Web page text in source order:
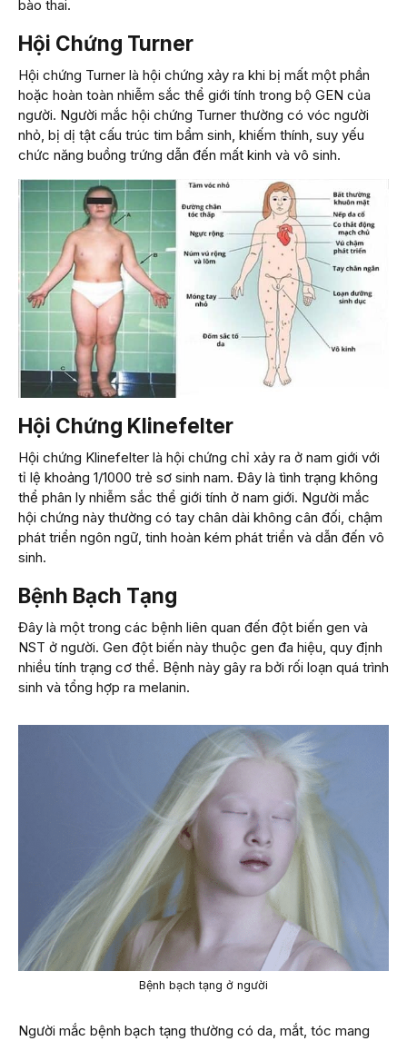
bào thai.
Hội Chứng Turner
Hội chứng Turner là hội chứng xảy ra khi bị mất một phần
hoặc hoàn toàn nhiễm sắc thể giới tính trong bộ GEN của
người. Người mắc hội chứng Turner thường có vóc người
nhỏ, bị dị tật cấu trúc tim bẩm sinh, khiếm thính, suy yếu
chức năng buồng trứng dẫn đến mất kinh và vô sinh.
Hội Chứng Klinefelter
Hội chứng Klinefelter là hội chứng chỉ xảy ra ở nam giới với
tỉ lệ khoảng 1/1000 trẻ sơ sinh nam. Đây là tình trạng không
thể phân ly nhiễm sắc thể giới tính ở nam giới. Người mắc
hội chứng này thường có tay chân dài không cân đối, chậm
phát triển ngôn ngữ, tinh hoàn kém phát triển và dẫn đến vô
sinh.
Bệnh Bạch Tạng
Đây là một trong các bệnh liên quan đến đột biến gen và
NST ở người. Gen đột biến này thuộc gen đa hiệu, quy định
nhiều tính trạng cơ thể. Bệnh này gây ra bởi rối loạn quá trình
sinh và tổng hợp ra melanin.
Bệnh bạch tạng ở người
Người mắc bệnh bạch tạng thường có da, mắt, tóc mang